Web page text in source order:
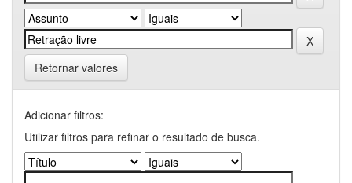
Retornar valores
Adicionar filtros:
Utilizar filtros para refinar o resultado de busca.